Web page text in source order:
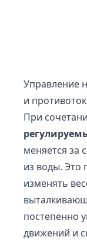
Управление
и противоток
При
меняется за
из воды. Это
изменять
постепенно
движений и